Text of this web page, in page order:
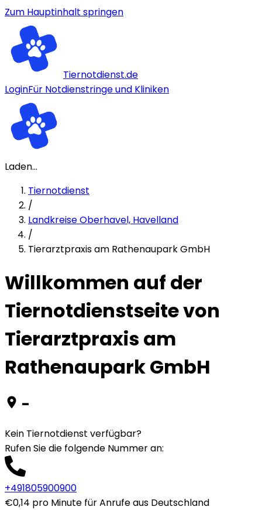
Zum Hauptinhalt springen
Tiernotdienst.de
LoginFür Notdienstringe und Kliniken
Laden...
Tiernotdienst
/
Landkreise Oberhavel, Havelland
/
Tierarztpraxis am Rathenaupark GmbH
Willkommen auf der
Tiernotdienstseite von
Tierarztpraxis am
Rathenaupark GmbH
-
Kein Tiernotdienst verfügbar?
Rufen Sie die folgende Nummer an:
+491805900900
€0,14 pro Minute für Anrufe aus Deutschland